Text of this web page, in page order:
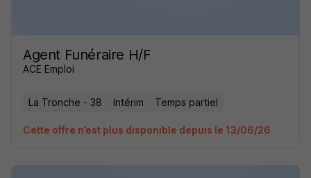
Agent Funéraire H/F
ACE Emploi
La Tronche - 38 Intérim Temps partiel
Cette offre n’est plus disponible depuis le 13/06/26